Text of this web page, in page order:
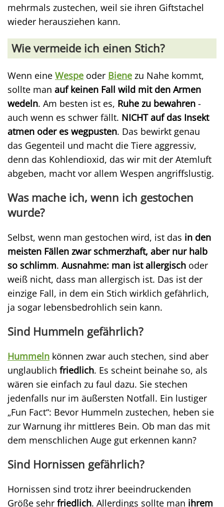
mehrmals zustechen, weil sie ihren Giftstachel
wieder herausziehen kann.
Wie vermeide ich einen Stich?
Wenn eine Wespe oder Biene zu Nahe kommt,
sollte man auf keinen Fall wild mit den Armen
wedeln. Am besten ist es, Ruhe zu bewahren -
auch wenn es schwer fällt. NICHT auf das Insekt
atmen oder es wegpusten. Das bewirkt genau
das Gegenteil und macht die Tiere aggressiv,
denn das Kohlendioxid, das wir mit der Atemluft
abgeben, macht vor allem Wespen angriffslustig.
Was mache ich, wenn ich gestochen
wurde?
Selbst, wenn man gestochen wird, ist das in den
meisten Fällen zwar schmerzhaft, aber nur halb
so schlimm. Ausnahme: man ist allergisch oder
weiß nicht, dass man allergisch ist. Das ist der
einzige Fall, in dem ein Stich wirklich gefährlich,
ja sogar lebensbedrohlich sein kann.
Sind Hummeln gefährlich?
Hummeln können zwar auch stechen, sind aber
unglaublich friedlich. Es scheint beinahe so, als
wären sie einfach zu faul dazu. Sie stechen
jedenfalls nur im äußersten Notfall. Ein lustiger
„Fun Fact“: Bevor Hummeln zustechen, heben sie
zur Warnung ihr mittleres Bein. Ob man das mit
dem menschlichen Auge gut erkennen kann?
Sind Hornissen gefährlich?
Hornissen sind trotz ihrer beeindruckenden
Größe sehr friedlich. Allerdings sollte man ihrem